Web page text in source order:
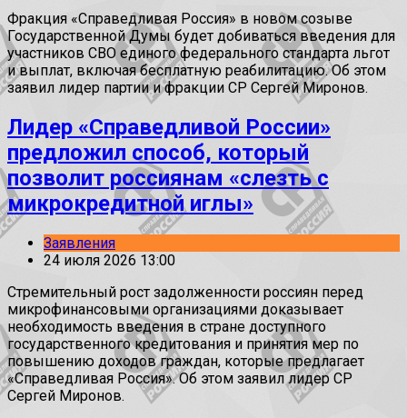
Фракция «Справедливая Россия» в новом созыве
Государственной Думы будет добиваться введения для
участников СВО единого федерального стандарта льгот
и выплат, включая бесплатную реабилитацию. Об этом
заявил лидер партии и фракции СР Сергей Миронов.
Лидер «Справедливой России»
предложил способ, который
позволит россиянам «слезть с
микрокредитной иглы»
Заявления
24 июля 2026 13:00
Стремительный рост задолженности россиян перед
микрофинансовыми организациями доказывает
необходимость введения в стране доступного
государственного кредитования и принятия мер по
повышению доходов граждан, которые предлагает
«Справедливая Россия». Об этом заявил лидер СР
Сергей Миронов.